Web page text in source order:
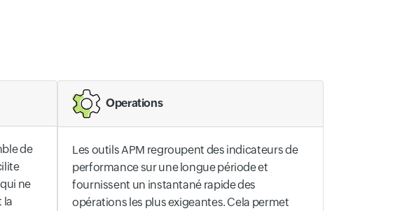
de
ne
la
Operations
Les outils APM regroupent des indicateurs de
performance sur une longue période et
fournissent un instantané rapide des
opérations les plus exigeantes. Cela permet